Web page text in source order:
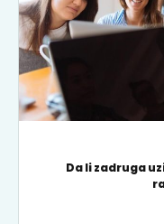
Da li zadruga